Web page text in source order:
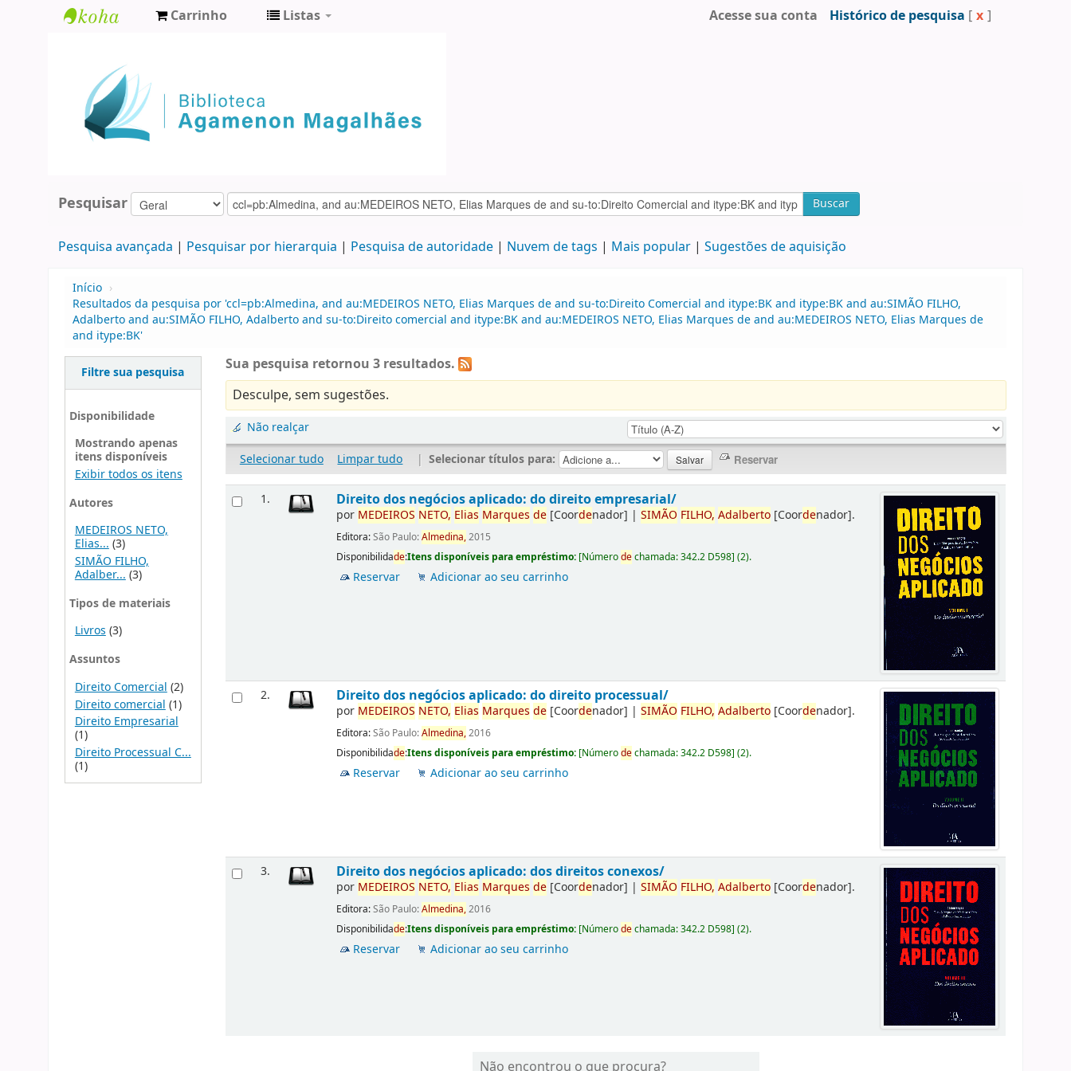
Agamenon
Magalhães
Carrinho Listas Acesse sua conta Histórico de pesquisa [ x ]
Pesquisar Buscar
Pesquisa avançada Pesquisar por hierarquia Pesquisa de autoridade Nuvem de tags Mais popular Sugestões de aquisição
Início ›
Resultados da pesquisa por 'ccl=pb:Almedina, and au:MEDEIROS NETO, Elias Marques de and su-to:Direito Comercial and itype:BK and itype:BK and au:SIMÃO FILHO,
Adalberto and au:SIMÃO FILHO, Adalberto and su-to:Direito comercial and itype:BK and au:MEDEIROS NETO, Elias Marques de and au:MEDEIROS NETO, Elias Marques de
and itype:BK'
Filtre sua pesquisa
Disponibilidade
Mostrando apenas
itens disponíveis
Exibir todos os itens
Autores
MEDEIROS NETO,
Elias...(3)
SIMÃO FILHO,
Adalber... (3)
Tipos de materiais
Livros(3)
Assuntos
Direito Comercial (2)
Direito comercial (1)
Direito Empresarial
(1)
Direito Processual C...
(1)
Sua pesquisa retornou 3 resultados.
Desculpe, sem sugestões.
Não realçar
Selecionar tudo
Limpar tudo | Selecionar títulos para:
1. Direito dos negócios aplicado: do direito empresarial/
por MEDEIROS NETO, Elias Marques de [Coordenador] |SIMÃO FILHO, Adalberto [Coordenador].
Editora:São Paulo:Almedina,2015
Disponibilidade:Itens disponíveis para empréstimo: [Númerodechamada:342.2 D598](2).
Reservar Adicionar ao seu carrinho
2. Direito dos negócios aplicado: do direito processual/
por MEDEIROS NETO, Elias Marques de [Coordenador] |SIMÃO FILHO, Adalberto [Coordenador].
Editora:São Paulo:Almedina,2016
Disponibilidade:Itens disponíveis para empréstimo: [Númerodechamada:342.2 D598](2).
Reservar Adicionar ao seu carrinho
3. Direito dos negócios aplicado: dos direitos conexos/
por MEDEIROS NETO, Elias Marques de [Coordenador] |SIMÃO FILHO, Adalberto [Coordenador].
Editora:São Paulo:Almedina,2016
Disponibilidade:Itens disponíveis para empréstimo: [Númerodechamada:342.2 D598](2).
Reservar Adicionar ao seu carrinho